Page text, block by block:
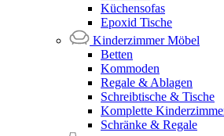
Küchensofas
Epoxid Tische
Kinderzimmer Möbel
Betten
Kommoden
Regale & Ablagen
Schreibtische & Tische
Komplette
Schränke & Regale